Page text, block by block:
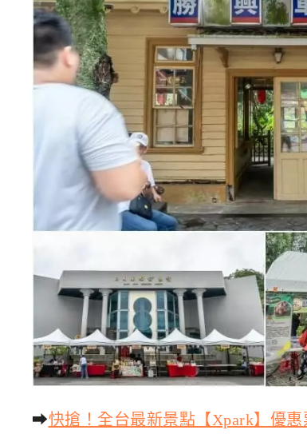
➡快搶！全台最新景點【Xpark】優